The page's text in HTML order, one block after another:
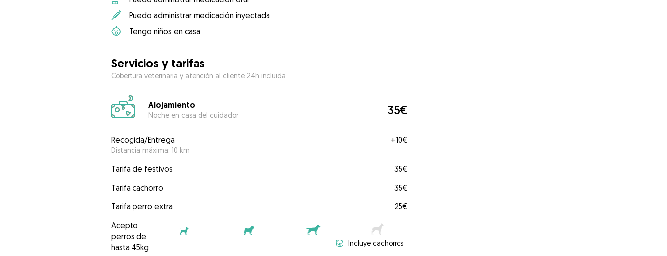
Puedo administrar medicación inyectada
Tengo niños en casa
Servicios y tarifas
Cobertura veterinaria y atención al cliente 24h incluida
Alojamiento
Noche en casa del cuidador 35€
Recogida/Entrega
Distancia máxima: 10 km
+10€
Tarifa de festivos
35€
Tarifa cachorro
35€
Tarifa perro extra
25€
Acepto
perros de
hasta 45kg
Incluye cachorros